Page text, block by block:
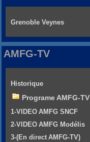
Grenoble Veynes
AMFG-TV
Historique
Programe AMFG-TV
1-VIDEO AMFG SNCF
2-VIDEO AMFG Modélis
3-(En direct AMFG-TV)